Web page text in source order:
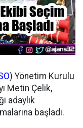
) Yönetim Kurulu
Metin Çelik,
adaylık
başladı.